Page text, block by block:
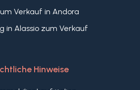
Verkauf in Andora
in Alassio zum Verkauf
Hinweise